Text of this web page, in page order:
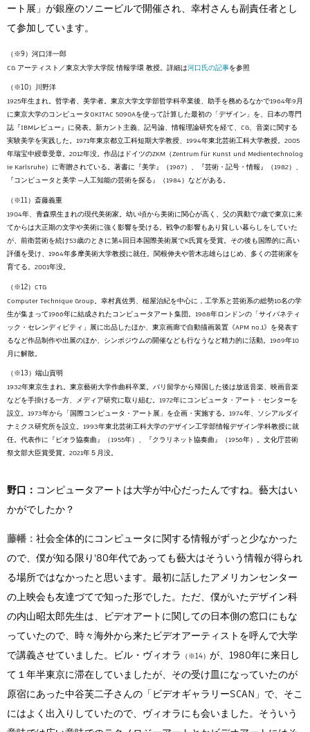
ート展」が銀座のソニービルで開催され、幸村さんも副責任者とし
て参加しています。
河口洋一郎
CG アーティスト／東京大学大学院 情報学環 教授。詳細は河口氏の記事を参照
川野洋
1925年生まれ。哲学者、美学者。東京大学文学部哲学科卒業後、助手を務めるなかで1964年9月
に東京大学のコンピュータOKITAC 5090Aを使って計算した最初の「デザイン」を、日本の専門
誌『IBMレビュー』に発表。新カント主義、記号論、情報理論研究を経て、CG、音楽に関する
実験美学を実践した。1971年東京都立工科短期大学教授、1994年東北芸術工科大学教授。2005
年瑞宝中綬章受章。2012年没。作品はドイツのZKM（Zentrum für Kunst und Medientechnolog
ie Karlsruhe）に寄贈されている。著書に『美学』（1967）、『芸術・記号・情報』（1982）、
『コンピュータと美学 ─人工知能の芸術を探る』（1984）などがある。
斎藤義重
1904年、青森県生まれの現代美術家。幼い頃から美術に関心が高く、父の異動で7歳で東京に来
てからは大正期の文学や美術に強く影響を受ける。戦争の影響もあり貧しい暮らしをしていた
が、前衛芸術を続け53歳のときに第4回日本国際美術展でK氏賞を受賞。その後も国際的に高い
評価を受け、1964年多摩美術大学教授に就任。関根伸夫や菅木志雄らはじめ、多くの芸術家を
育てる。2001年没。
CTG
Computer Technique Group。幸村真佐男、槌屋治紀を中心に，工学系と芸術系の総勢10名の学
生が集まって1966年に結成されたコンピュータアート集団。1968年ロンドンの「サイバネティ
ック・セレンディピティ」展に出品したほか、東京画廊で自動描画装置《APM no.1》を発表す
るなど作品制作や出展のほか、シンポジウムの開催なども行なうなど精力的に活動。1969年10
月に解散。
端山貢明
1932年東京生まれ。東京藝術大学作曲科卒業。パリ留学から帰国した後は放送音楽、映画音楽
などを手掛ける一方、メディア研究に取り組む。1972年にコンピュータ・アート・センターを
設立。1973年から「国際コンピュータ・アート展」を企画・実施する。1974年、ソシアルダイ
ナミクス研究所を設立。1993年東北芸術工科大学のデザイン工学部情報デザイン学科教授に就
任。代表作に『ビオラ協奏曲』（1955年）、『クラリネット協奏曲』（1956年）。文化庁芸術
祭文部大臣賞受賞。2021年５月没。
野口： コンピュータアートは大学が中心だったんですね。藝大はい
かがでしたか？
藤幡： 社会全体的にコンピュータに関する情報がずっと少なかった
ので、僕が知る限り'80年代であっても藝大はそういう情報が得られ
る場所ではなかったと思います。最初に話したアメリカンセンター
の上映会も友達づてで知った形でした。ただ、僕がいたデザイン科
の内山昭太郎先生は、ビデオアートに関しての日本側の窓口にもな
っていたので、時々海外から来たビデオアーティストを呼んで大学
で講義させていました。ビル・ヴィオラ
が、1980年に来日し
て１年半東京に滞在していましたが、その受け皿になっていたのが
原宿にあった中谷芙二子さんの「ビデオギャラリーSCAN」で、そこ
にはよく出入りしていたので、ヴィオラにも会いました。そういう